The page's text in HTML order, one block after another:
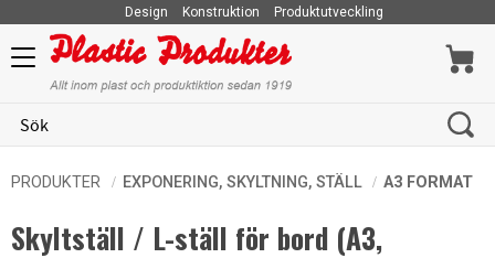
Meny
Design Konstruktion Produktutveckling
PRODUKTER EXPONERING, SKYLTNING, STÄLL A3 FORMAT
Skyltställ / L-ställ för bord (A3,